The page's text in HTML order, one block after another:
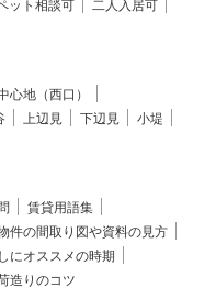
ット相談可
二人入居可
心地（西口）
上辺見 下辺見
小堤
賃貸用語集
件の間取り図や資料の見方
にオススメの時期
造りのコツ